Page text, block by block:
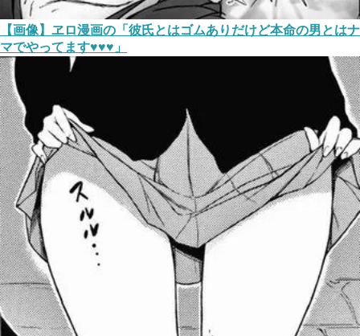
【画像】ヱロ漫画の「彼氏とはゴムありだけど本命の男とはナ
マでやってます♥♥♥」